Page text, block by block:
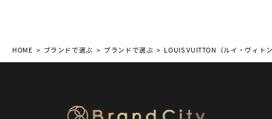
HOME ブランドで選ぶ ブランドで選ぶ LOUIS VUITTON（ルイ・ヴィト